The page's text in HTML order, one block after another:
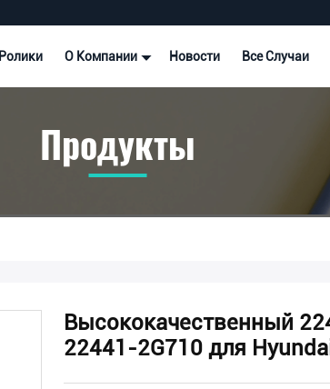
Ролики О Компании Новости Все Случаи
Продукты
Высококачественный
22441-2G710 для